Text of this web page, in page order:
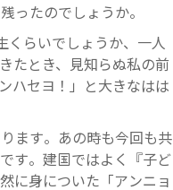
ったのでしょうか。
らいでしょうか、一人
たとき、見知らぬ私の前
ハセヨ！」と大きなはは
ます。あの時も今回も共
す。建国ではよく『子ど
に身についた「アンニョ